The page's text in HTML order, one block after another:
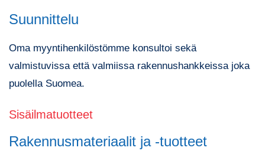
Suunnittelu
Oma myyntihenkilöstömme konsultoi sekä
valmistuvissa että valmiissa rakennushankkeissa joka
puolella Suomea.
Sisäilmatuotteet
Rakennusmateriaalit ja -tuotteet